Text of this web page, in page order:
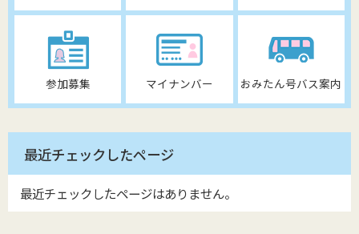
参加募集 マイナンバー おみたん号バス案内
最近チェックしたページ
最近チェックしたページはありません。